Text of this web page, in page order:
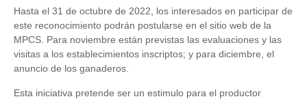
Hasta el 31 de octubre de 2022, los interesados en participar de
este reconocimiento podrán postularse en el sitio web de la
MPCS. Para noviembre están previstas las evaluaciones y las
visitas a los establecimientos inscriptos; y para diciembre, el
anuncio de los ganaderos.
Esta iniciativa pretende ser un estimulo para el productor